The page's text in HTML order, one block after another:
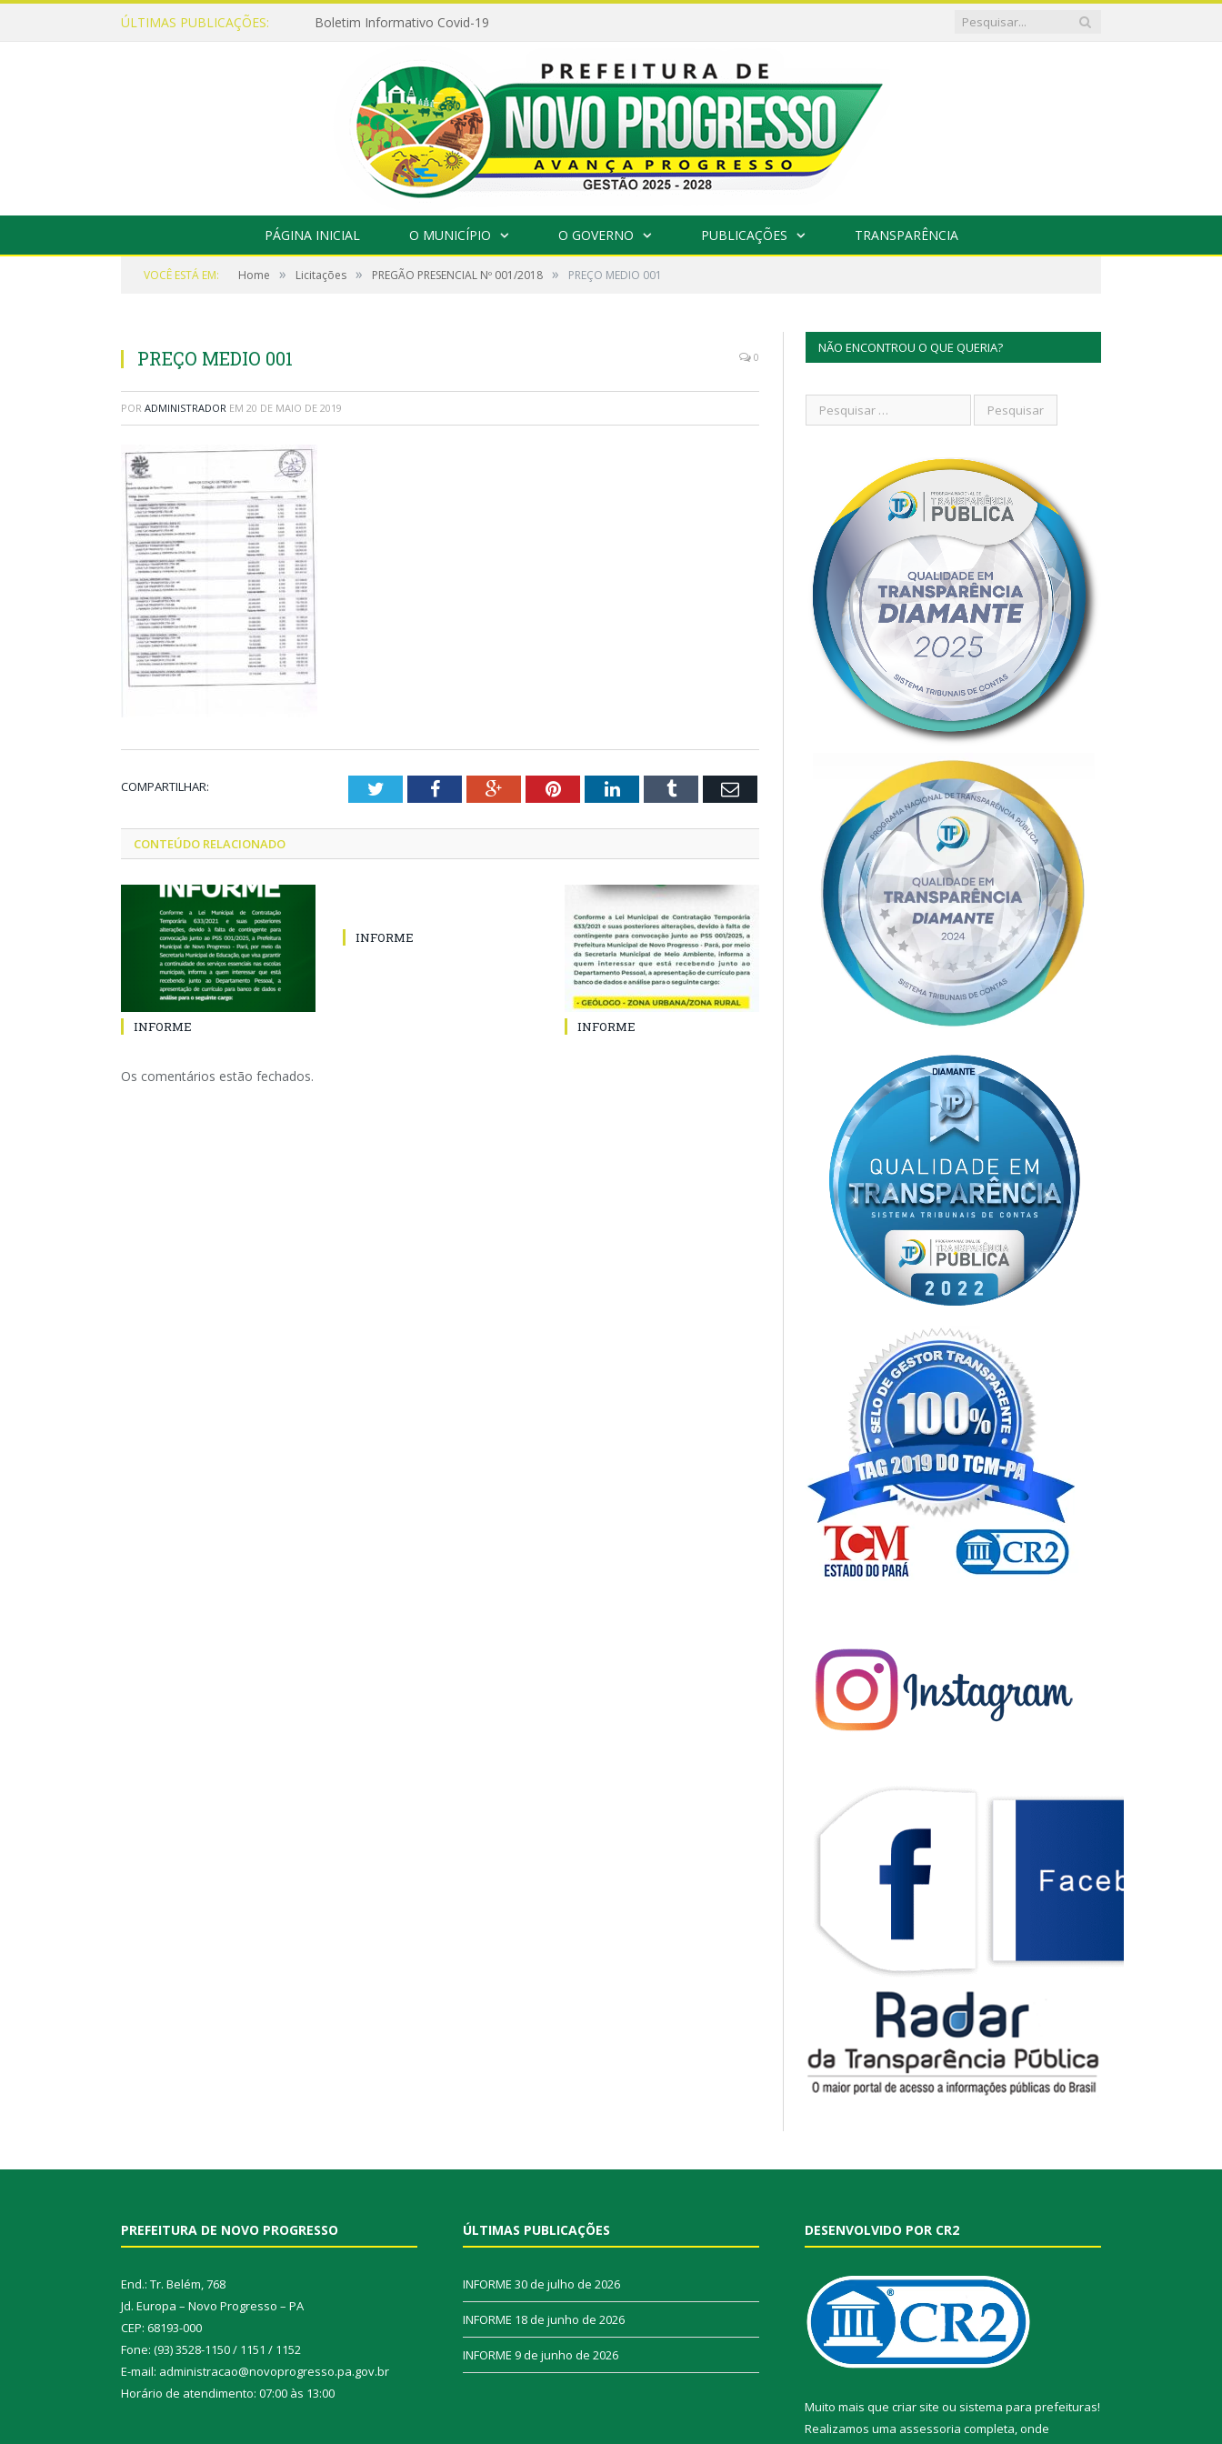
ÚLTIMAS PUBLICAÇÕES: Boletim Informativo Covid-19
PÁGINA INICIAL O MUNICÍPIO O GOVERNO PUBLICAÇÕES TRANSPARÊNCIA
VOCÊ ESTÁ EM: Home » Licitações » PREGÃO PRESENCIAL Nº 001/2018 » PREÇO MEDIO 001
PREÇO MEDIO 001 0
POR ADMINISTRADOR EM 20 DE MAIO DE 2019
COMPARTILHAR: TwitterFacebookGoogle+PinterestLinkedInTumblr Email
CONTEÚDO RELACIONADO
INFORME
INFORME
INFORME
Os comentários estão fechados.
NÃO ENCONTROU O QUE QUERIA?
PREFEITURA DE NOVO PROGRESSO
End.: Tr. Belém, 768
Jd. Europa – Novo Progresso – PA
CEP: 68193-000
Fone: (93) 3528-1150 / 1151 / 1152
E-mail: administracao@novoprogresso.pa.gov.br
Horário de atendimento: 07:00 às 13:00
ÚLTIMAS PUBLICAÇÕES
INFORME 30 de julho de 2026
INFORME 18 de junho de 2026
INFORME 9 de junho de 2026
DESENVOLVIDO POR CR2
Muito mais que criar site ou sistema para prefeituras!
Realizamos uma assessoria completa, onde